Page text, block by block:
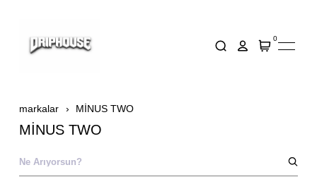
0
markalar MİNUS TWO
MİNUS TWO